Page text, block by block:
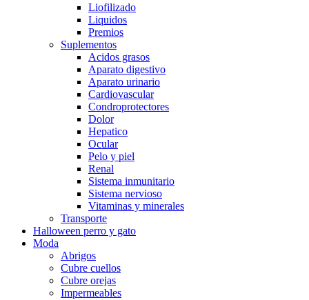
Liofilizado
Liquidos
Premios
Suplementos
Acidos grasos
Aparato digestivo
Aparato urinario
Cardiovascular
Condroprotectores
Dolor
Hepatico
Ocular
Pelo y piel
Renal
Sistema inmunitario
Sistema nervioso
Vitaminas y minerales
Transporte
Halloween perro y gato
Moda
Abrigos
Cubre cuellos
Cubre orejas
Impermeables